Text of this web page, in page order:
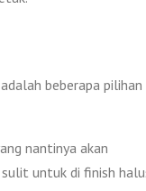
beberapa pilihan
nantinya akan
sulit untuk di finish